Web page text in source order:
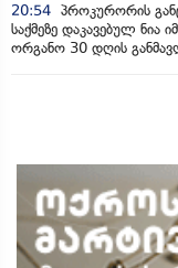
20:54 პროკურორის
საქმეზე დაკავებულ ნია
ორგანო 30 დღის